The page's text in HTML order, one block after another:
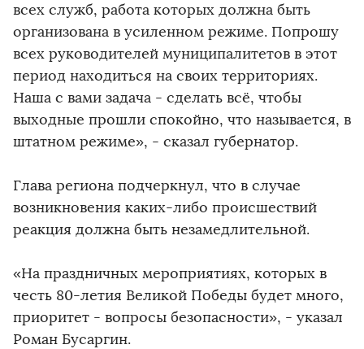
всех служб, работа которых должна быть
организована в усиленном режиме. Попрошу
всех руководителей муниципалитетов в этот
период находиться на своих территориях.
Наша с вами задача - сделать всё, чтобы
выходные прошли спокойно, что называется, в
штатном режиме», - сказал губернатор.
Глава региона подчеркнул, что в случае
возникновения каких-либо происшествий
реакция должна быть незамедлительной.
«На праздничных мероприятиях, которых в
честь 80-летия Великой Победы будет много,
приоритет - вопросы безопасности», - указал
Роман Бусаргин.